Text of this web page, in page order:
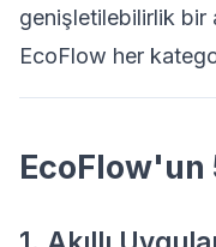
genişletilebilirlik bir
EcoFlow her
EcoFlow'un